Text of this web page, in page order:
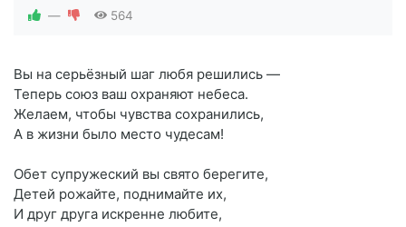
— 564
Вы на серьёзный шаг любя решились —
Теперь союз ваш охраняют небеса.
Желаем, чтобы чувства сохранились,
А в жизни было место чудесам!
Обет супружеский вы свято берегите,
Детей рожайте, поднимайте их,
И друг друга искренне любите,